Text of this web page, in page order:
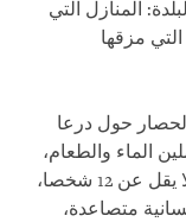
المنازل التي
مزقها
حول درعا
الماء والطعام،
فتحت قوات الأمن النار عليهم، وقتلت ما لا يقل عن 12 شخصا،
متصاعدة،